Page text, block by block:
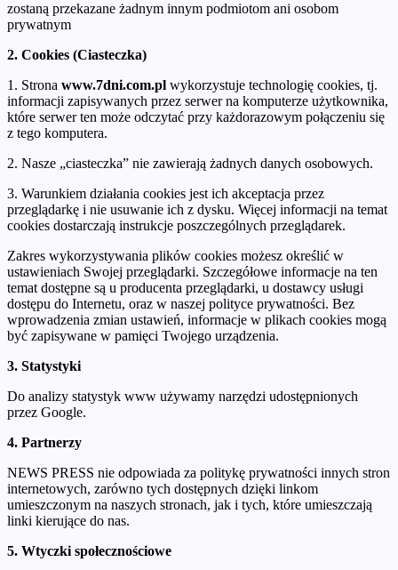
zostaną przekazane żadnym innym podmiotom ani osobom
prywatnym
2. Cookies (Ciasteczka)
1. Strona www.7dni.com.pl wykorzystuje technologię cookies, tj.
informacji zapisywanych przez serwer na komputerze użytkownika,
które serwer ten może odczytać przy każdorazowym połączeniu się
z tego komputera.
2. Nasze „ciasteczka” nie zawierają żadnych danych osobowych.
3. Warunkiem działania cookies jest ich akceptacja przez
przeglądarkę i nie usuwanie ich z dysku. Więcej informacji na temat
cookies dostarczają instrukcje poszczególnych przeglądarek.
Zakres wykorzystywania plików cookies możesz określić w
ustawieniach Swojej przeglądarki. Szczegółowe informacje na ten
temat dostępne są u producenta przeglądarki, u dostawcy usługi
dostępu do Internetu, oraz w naszej polityce prywatności. Bez
wprowadzenia zmian ustawień, informacje w plikach cookies mogą
być zapisywane w pamięci Twojego urządzenia.
3. Statystyki
Do analizy statystyk www używamy narzędzi udostępnionych
przez Google.
4. Partnerzy
NEWS PRESS nie odpowiada za politykę prywatności innych stron
internetowych, zarówno tych dostępnych dzięki linkom
umieszczonym na naszych stronach, jak i tych, które umieszczają
linki kierujące do nas.
5. Wtyczki społecznościowe